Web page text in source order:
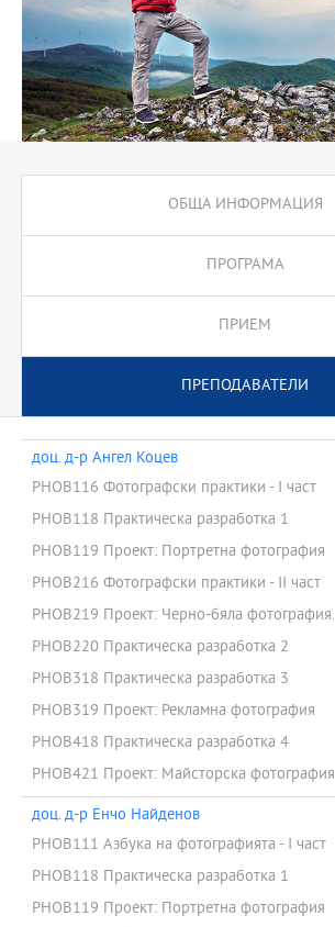
ОБЩА ИНФОРМАЦИЯ
ПРОГРАМА
ПРИЕМ
ПРЕПОДАВАТЕЛИ
доц. д-р Ангел Коцев
PHOB116 Фотографски практики - I част
PHOB118 Практическа разработка 1
PHOB119 Проект: Портретна фотография
PHOB216 Фотографски практики - II част
PHOB219 Проект: Черно-бяла фотография.
PHOB220 Практическа разработка 2
PHOB318 Практическа разработка 3
PHOB319 Проект: Рекламна фотография
PHOB418 Практическа разработка 4
PHOB421 Проект: Майсторска фотография
доц. д-р Енчо Найденов
PHOB111 Азбука на фотографията - I част
PHOB118 Практическа разработка 1
PHOB119 Проект: Портретна фотография